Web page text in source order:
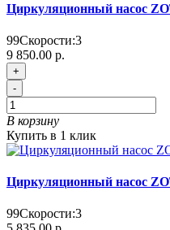
Циркуляционный насос
99Скорости:3
9 850.00 р.
+
-
В корзину
Купить в 1 клик
Циркуляционный насос
99Скорости:3